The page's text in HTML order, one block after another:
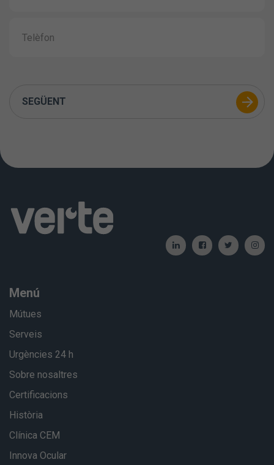
SEGÜENT
Menú
Mútues
Serveis
Urgències 24 h
Sobre nosaltres
Certificacions
Història
Clínica CEM
Innova Ocular